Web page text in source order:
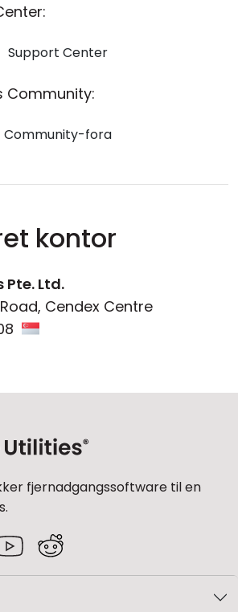
Support Center
Community:
Community-fora
kontor
Pte. Ltd.
Cendex Centre
fjernadgangssoftware til en